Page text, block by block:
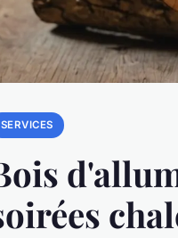
SERVICES